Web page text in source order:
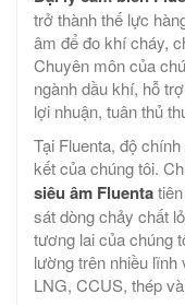
trở thành thế lực
âm để đo khí cháy,
Chuyên môn của
ngành dầu khí, hỗ
lợi nhuận, tuân thủ
Tại Fluenta, độ
kết của chúng tôi.
siêu âm Fluenta
sát dòng chảy chất
tương lai của chúng
lường trên nhiều
LNG, CCUS, thép